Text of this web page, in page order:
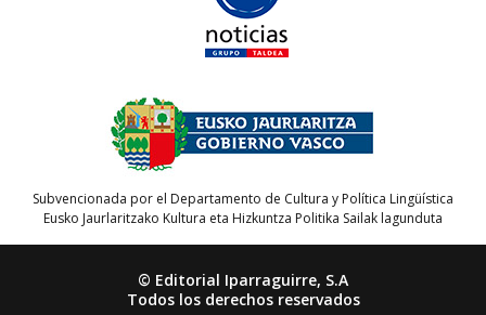
Subvencionada por el Departamento de Cultura y Política Lingüística
Eusko Jaurlaritzako Kultura eta Hizkuntza Politika Sailak lagunduta
© Editorial Iparraguirre, S.A
Todos los derechos reservados